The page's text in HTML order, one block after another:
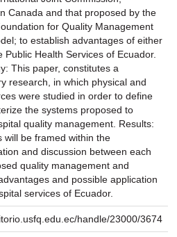
Canada and that proposed by the
for Quality Management
to establish advantages of either
Public Health Services of Ecuador.
This paper, constitutes a
research, in which physical and
were studied in order to define
the systems proposed to
quality management. Results:
will be framed within the
and discussion between each
quality management and
and possible application
services of Ecuador.
handle/23000/3674